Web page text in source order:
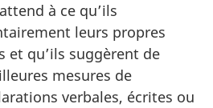
à ce qu’ils
leurs propres
et qu’ils suggèrent de
mesures de
verbales, écrites ou